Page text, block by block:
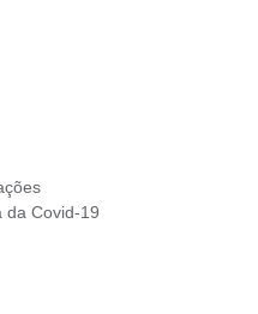
da Covid-19